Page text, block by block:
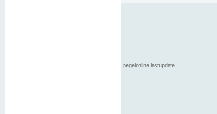
pegelonline.lastupdate